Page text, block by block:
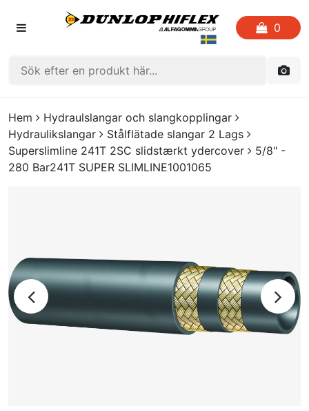
0
HEM
FAVORITLISTOR
LOGGA IN
SKAPA PROFIL
Hem
Hydraulslangar och slangkopplingar
Hydraulikslangar
Stålflätade slangar 2 Lags
Superslimline 241T 2SC slidstærkt ydercover
5/8" -
280 Bar241T SUPER SLIMLINE1001065